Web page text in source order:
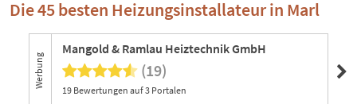
Die 45 besten Heizungsinstallateur in Marl
Werbung
Mangold & Ramlau Heiztechnik GmbH
(19)
19 Bewertungen auf 3 Portalen